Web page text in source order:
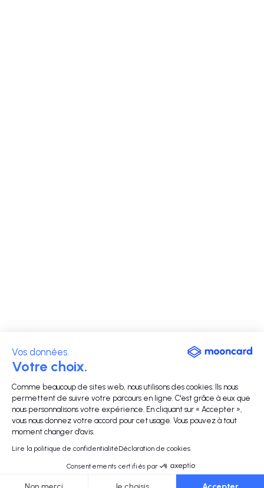
Vos données.
Votre choix.
Comme beaucoup de sites web, nous utilisons des cookies. Ils nous
permettent de suivre votre parcours en ligne. C'est grâce à eux que
nous personnalisons votre expérience. En cliquant sur « Accepter »,
vous nous donnez votre accord pour cet usage. Vous pouvez à tout
moment changer d'avis.
Lire la politique de confidentialitéDéclaration de cookies
Consentements certifiés par